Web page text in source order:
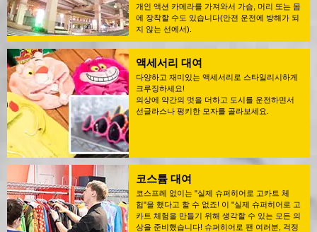
개인 액션 카메라를 가져와서 가슴, 머리 또는 몸
에 장착할 수도 있습니다(안전 운전에 방해가 되
지 않는 선에서).
액세서리 대여
다양하고 재미있는 액세서리로 스타일리시하게
크루징하세요!
의상에 약간의 멋을 더하고 도시를 운전하면서
선글라스나 펑키한 모자를 골라보세요.
코스튬 대여
코스프레 없이는 "실제 슈퍼히어로 고카트 체
험"을 했다고 할 수 없죠! 이 "실제 슈퍼히어로 고
카트 체험을 만들기 위해 생각할 수 있는 모든 의
상을 준비했습니다! 슈퍼히어로 팬 여러분, 걱정